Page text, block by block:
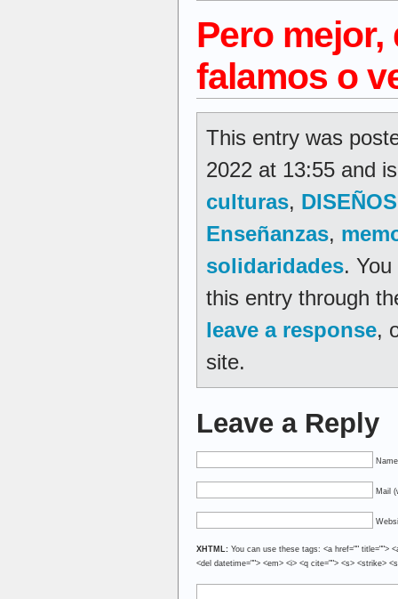
Pero
falamos o
This entry was
2022 at 13:55 and
culturas,
Enseñanzas,
solidaridades.
this entry through
leave a response,
site.
Leave a Reply
Mail
XHTML: You can use these tags: <a href="" title="">
<del datetime=""> <em> <i> <q cite=""> <s> <strike>